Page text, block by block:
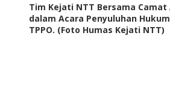
Tim Kejati NTT Bersama
dalam Acara Penyuluhan
TPPO. (Foto Humas Kejati NTT)